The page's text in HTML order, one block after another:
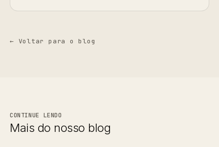
← Voltar para o blog
CONTINUE LENDO
Mais do nosso blog